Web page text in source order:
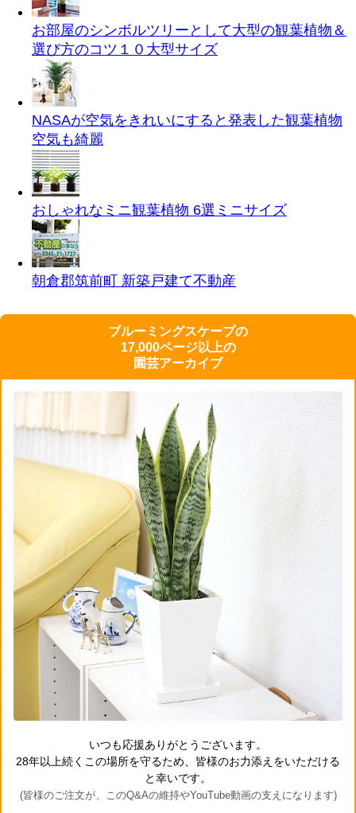
お部屋のシンボルツリーとして大型の観葉植物＆
選び方のコツ１０ 大型サイズ
NASAが空気をきれいにすると発表した観葉植物
空気も綺麗
おしゃれなミニ観葉植物 6選 ミニサイズ
朝倉郡筑前町 新築戸建て不動産
ブルーミングスケープの
17,000ページ以上の
園芸アーカイブ
いつも応援ありがとうございます。
28年以上続くこの場所を守るため、皆様のお力添えをいただける
と幸いです。
(皆様のご注文が、このQ&Aの維持やYouTube動画の支えになります)